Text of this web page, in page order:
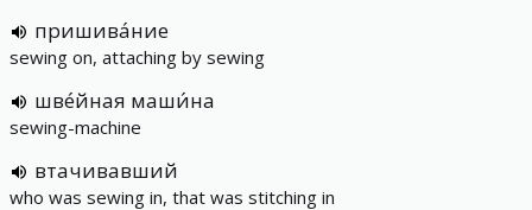
пришива́ние
sewing on, attaching by sewing
шве́йная маши́на
sewing-machine
втачивавший
who was sewing in, that was stitching in